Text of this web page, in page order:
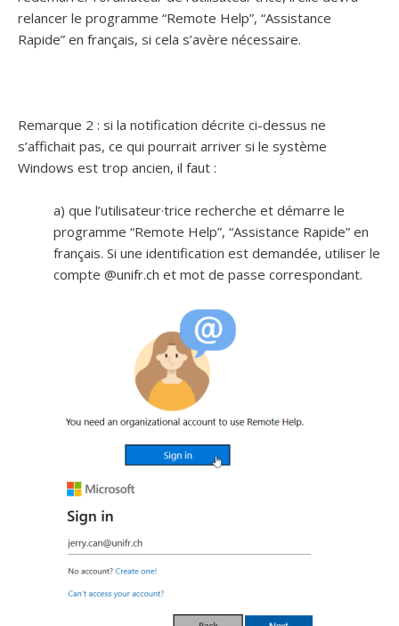
relancer le programme “Remote Help”, “Assistance
Rapide” en français, si cela s’avère nécessaire.
Remarque 2 : si la notification décrite ci-dessus ne
s’affichait pas, ce qui pourrait arriver si le système
Windows est trop ancien, il faut :
a) que l’utilisateur·trice recherche et démarre le
programme “Remote Help”, “Assistance Rapide” en
français. Si une identification est demandée, utiliser le
compte @unifr.ch et mot de passe correspondant.